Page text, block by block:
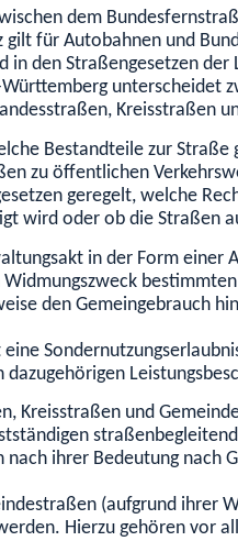
dem
gilt für Autobahnen und
in den Straßengesetzen der
unterscheidet
Kreisstraßen
Bestandteile zur
zu öffentlichen
geregelt, welche
wird oder ob die Straßen
in der Form einer
den Gemeingebrauch
Kreisstraßen und
ihrer Bedeutung nach
(aufgrund ihrer
Hierzu gehören vor